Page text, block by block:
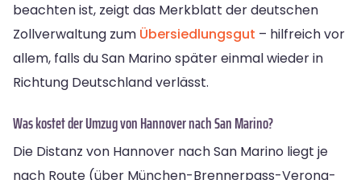
beachten ist, zeigt das Merkblatt der deutschen
Zollverwaltung zum Übersiedlungsgut – hilfreich vor
allem, falls du San Marino später einmal wieder in
Richtung Deutschland verlässt.
Was kostet der Umzug von Hannover nach San Marino?
Die Distanz von Hannover nach San Marino liegt je
nach Route (über München-Brennerpass-Verona-